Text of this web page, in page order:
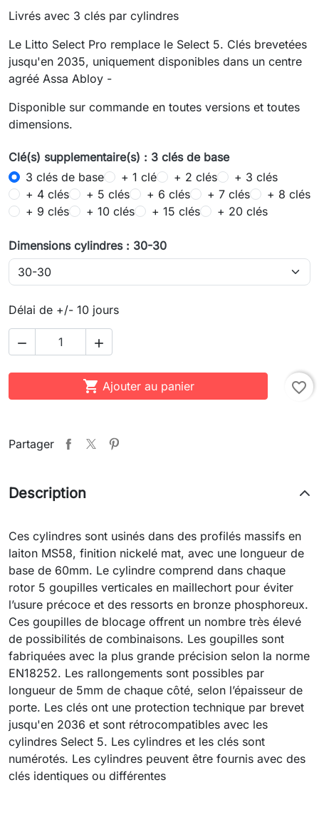
Livrés avec 3 clés par cylindres
Le Litto Select Pro remplace le Select 5. Clés brevetées
jusqu'en 2035, uniquement disponibles dans un centre
agréé Assa Abloy -
Disponible sur commande en toutes versions et toutes
dimensions.
Clé(s) supplementaire(s) : 3 clés de base
3 clés de base
+ 1 clé + 2 clés
+ 3 clés
+ 4 clés
+ 5 clés + 6 clés + 7 clés
+ 8 clés
+ 9 clés
+ 10 clés + 15 clés + 20 clés
Dimensions cylindres : 30-30
Délai de +/- 10 jours
 
 Ajouter au panier favorite_border
Partager
Description
Ces cylindres sont usinés dans des profilés massifs en
laiton MS58, finition nickelé mat, avec une longueur de
base de 60mm. Le cylindre comprend dans chaque
rotor 5 goupilles verticales en maillechort pour éviter
l’usure précoce et des ressorts en bronze phosphoreux.
Ces goupilles de blocage offrent un nombre très élevé
de possibilités de combinaisons. Les goupilles sont
fabriquées avec la plus grande précision selon la norme
EN18252. Les rallongements sont possibles par
longueur de 5mm de chaque côté, selon l’épaisseur de
porte. Les clés ont une protection technique par brevet
jusqu'en 2036 et sont rétrocompatibles avec les
cylindres Select 5. Les cylindres et les clés sont
numérotés. Les cylindres peuvent être fournis avec des
clés identiques ou différentes